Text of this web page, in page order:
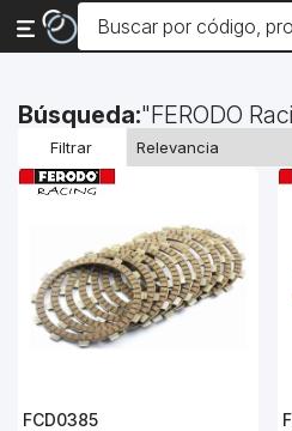
Búsqueda: FERODO
Filtrar
FCD0385